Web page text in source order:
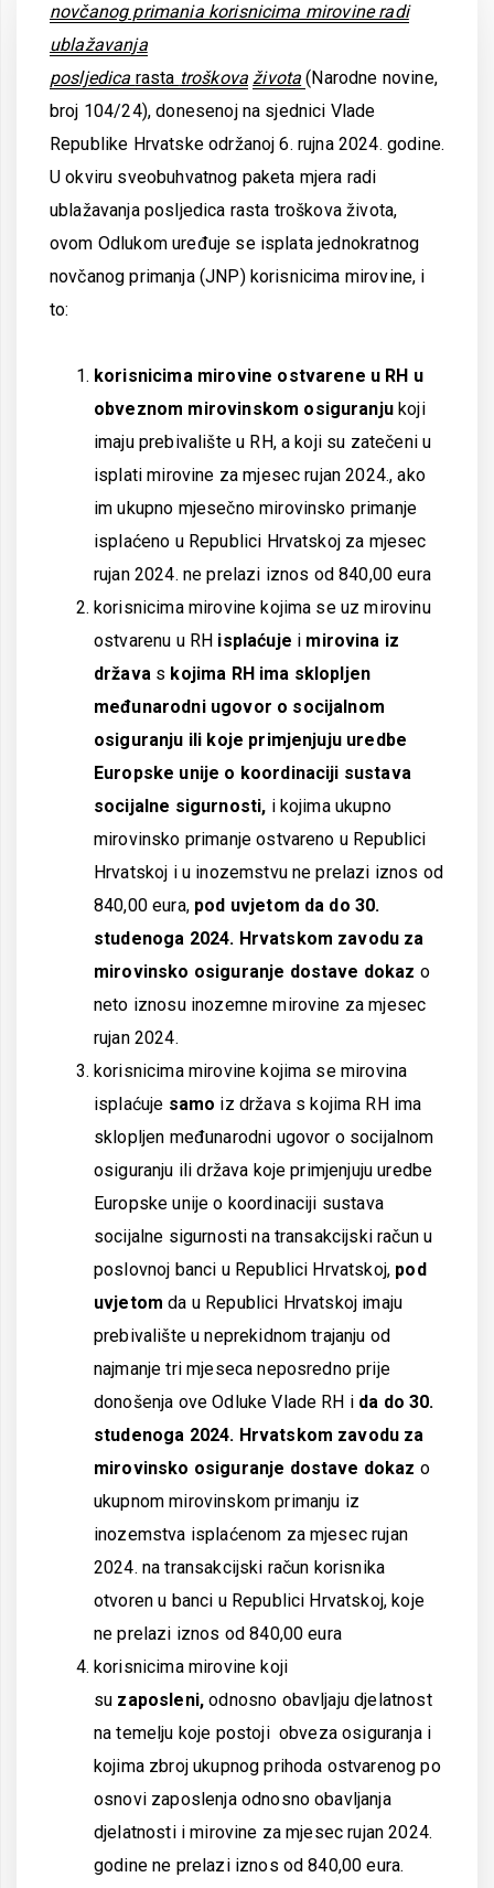
novčanog primania korisnicima mirovine radi
ublažavanja
posljedica rasta troškova života (Narodne novine,
broj 104/24), donesenoj na sjednici Vlade
Republike Hrvatske održanoj 6. rujna 2024. godine.
U okviru sveobuhvatnog paketa mjera radi
ublažavanja posljedica rasta troškova života,
ovom Odlukom uređuje se isplata jednokratnog
novčanog primanja (JNP) korisnicima mirovine, i
to:
korisnicima mirovine ostvarene u RH u
obveznom mirovinskom osiguranjukoji
imaju prebivalište u RH, a koji su zatečeni u
isplati mirovine za mjesec rujan 2024., ako
im ukupno mjesečno mirovinsko primanje
isplaćeno u Republici Hrvatskoj za mjesec
rujan 2024. ne prelazi iznos od 840,00 eura
korisnicima mirovine kojima se uz mirovinu
ostvarenu u RH isplaćuje i mirovina iz
država s kojima RH ima sklopljen
međunarodni ugovor o socijalnom
osiguranju ili koje primjenjuju uredbe
Europske unije o koordinaciji sustava
socijalne sigurnosti, i kojima ukupno
mirovinsko primanje ostvareno u Republici
Hrvatskoj i u inozemstvu ne prelazi iznos od
840,00 eura, pod uvjetom da do 30.
studenoga 2024. Hrvatskom zavodu za
mirovinsko osiguranje dostave dokaz o
neto iznosu inozemne mirovine za mjesec
rujan 2024.
korisnicima mirovine kojima se mirovina
isplaćuje samo iz država s kojima RH ima
sklopljen međunarodni ugovor o socijalnom
osiguranju ili država koje primjenjuju uredbe
Europske unije o koordinaciji sustava
socijalne sigurnosti na transakcijski račun u
poslovnoj banci u Republici Hrvatskoj, pod
uvjetomda u Republici Hrvatskoj imaju
prebivalište u neprekidnom trajanju od
najmanje tri mjeseca neposredno prije
donošenja ove Odluke Vlade RH i da do 30.
studenoga 2024. Hrvatskom zavodu za
mirovinsko osiguranje dostave dokaz o
ukupnom mirovinskom primanju iz
inozemstva isplaćenom za mjesec rujan
2024. na transakcijski račun korisnika
otvoren u banci u Republici Hrvatskoj, koje
ne prelazi iznos od 840,00 eura
korisnicima mirovine koji
su zaposleni,odnosno obavljaju djelatnost
na temelju koje postoji obveza osiguranja i
kojima zbroj ukupnog prihoda ostvarenog po
osnovi zaposlenja odnosno obavljanja
djelatnosti i mirovine za mjesec rujan 2024.
godine ne prelazi iznos od 840,00 eura.